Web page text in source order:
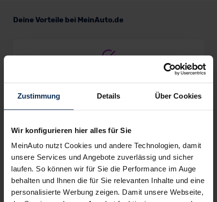
Zustimmung Details Über Cookies
Wir konfigurieren hier alles für Sie
MeinAuto nutzt Cookies und andere Technologien, damit
unsere Services und Angebote zuverlässig und sicher
laufen. So können wir für Sie die Performance im Auge
behalten und Ihnen die für Sie relevanten Inhalte und eine
personalisierte Werbung zeigen. Damit unsere Webseite,
Bald verfügbar
Deine Vorteile bei MeinAuto.de
vom Vertragshändler vor Ort
Nur deutsche Neuwagen,keine EU-Reimporte
Alle Zahlungsarten:Barkauf, Finanzierung, Leasing